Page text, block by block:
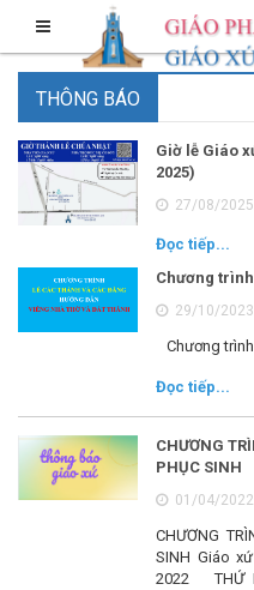
THÔNG BÁO
Giờ lễ Giáo
2025)
27/08/2025
Đọc tiếp...
Chương
29/10/2023
Chương
Đọc tiếp...
CHƯƠNG
PHỤC SINH
01/04/2022
CHƯƠNG
SINH Giáo
2022 THỨ